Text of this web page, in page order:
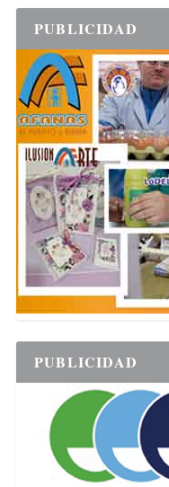
PUBLICIDAD
PUBLICIDAD